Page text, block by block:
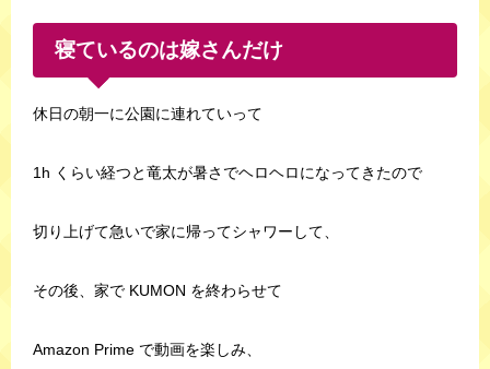
寝ているのは嫁さんだけ
休日の朝一に公園に連れていって
1h くらい経つと竜太が暑さでヘロヘロになってきたので
切り上げて急いで家に帰ってシャワーして、
その後、家で KUMON を終わらせて
Amazon Prime で動画を楽しみ、